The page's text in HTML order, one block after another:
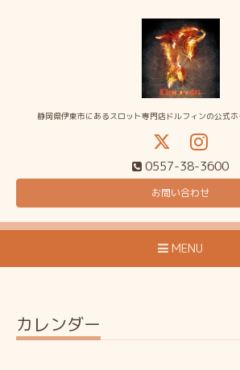
静岡県伊東市にあるスロット専門店ドルフィンの公式
0557-38-3600
お問い合わせ
MENU
カレンダー